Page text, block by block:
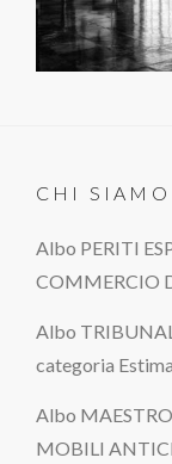
CHI SIAMO
Albo PERITI
COMMERCIO
Albo
categoria
Albo
MOBILI